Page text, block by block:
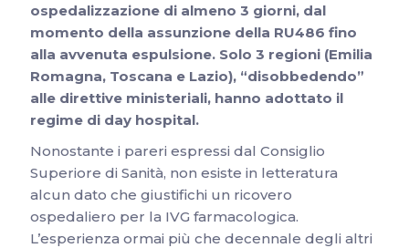
ospedalizzazione di almeno 3 giorni, dal
momento della assunzione della RU486 fino
alla avvenuta espulsione. Solo 3 regioni (Emilia
Romagna, Toscana e Lazio), “disobbedendo”
alle direttive ministeriali, hanno adottato il
regime di day hospital.
Nonostante i pareri espressi dal Consiglio
Superiore di Sanità, non esiste in letteratura
alcun dato che giustifichi un ricovero
ospedaliero per la IVG farmacologica.
L’esperienza ormai più che decennale degli altri